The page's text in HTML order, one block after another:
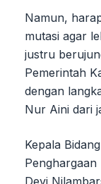
Namun,
mutasi agar
justru
Pemerintah
dengan
Nur Aini dari
Kepala
Devi